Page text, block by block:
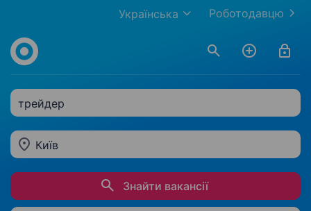
Роботодавцю
Українська
трейдер
Київ
Знайти вакансії